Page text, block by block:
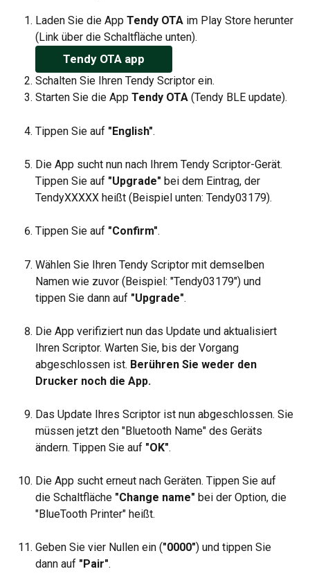
Laden Sie die App Tendy OTA im Play Store herunter
(Link über die Schaltfläche unten).
Tendy OTA app
Schalten Sie Ihren Tendy Scriptor ein.
Starten Sie die App Tendy OTA (Tendy BLE update).
Tippen Sie auf "English".
Die App sucht nun nach Ihrem Tendy Scriptor-Gerät.
Tippen Sie auf "Upgrade" bei dem Eintrag, der
TendyXXXXX heißt (Beispiel unten: Tendy03179).
Tippen Sie auf "Confirm".
Wählen Sie Ihren Tendy Scriptor mit demselben
Namen wie zuvor (Beispiel: "Tendy03179") und
tippen Sie dann auf "Upgrade".
Die App verifiziert nun das Update und aktualisiert
Ihren Scriptor. Warten Sie, bis der Vorgang
abgeschlossen ist. Berühren Sie weder den
Drucker noch die App.
Das Update Ihres Scriptor ist nun abgeschlossen. Sie
müssen jetzt den "Bluetooth Name" des Geräts
ändern. Tippen Sie auf "OK".
Die App sucht erneut nach Geräten. Tippen Sie auf
die Schaltfläche "Change name" bei der Option, die
"BlueTooth Printer" heißt.
Geben Sie vier Nullen ein ("0000") und tippen Sie
dann auf "Pair".